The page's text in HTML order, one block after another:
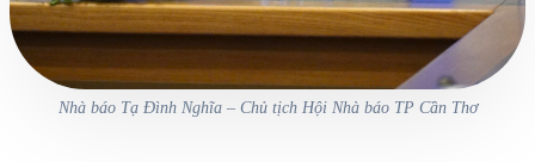
Nhà báo Tạ Đình Nghĩa – Chủ tịch Hội Nhà báo TP Cần Thơ